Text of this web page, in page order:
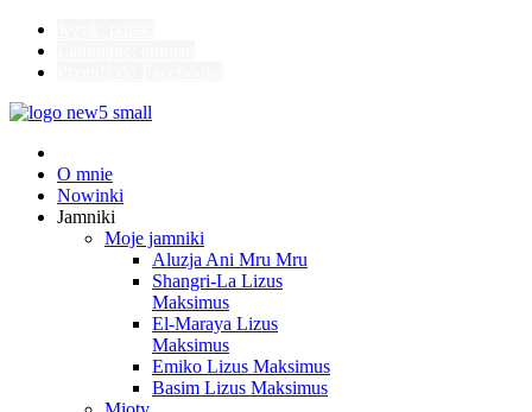
O mnie
Nowinki
Jamniki
Moje jamniki
Aluzja Ani Mru Mru
Shangri-La Lizus
Maksimus
El-Maraya Lizus
Maksimus
Emiko Lizus Maksimus
Basim Lizus Maksimus